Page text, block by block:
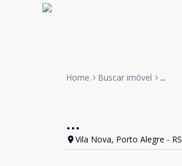
Home Buscar imóvel ...
...
Vila Nova, Porto Alegre - RS